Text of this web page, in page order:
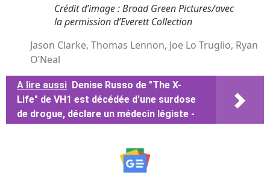
Crédit d’image : Broad Green Pictures/avec
la permission d’Everett Collection
Jason Clarke, Thomas Lennon, Joe Lo Truglio, Ryan
O’Neal
A lire aussi Denise Russo de "The X-
Life" de VH1 est décédée d'une surdose
de drogue, déclare un médecin légiste -